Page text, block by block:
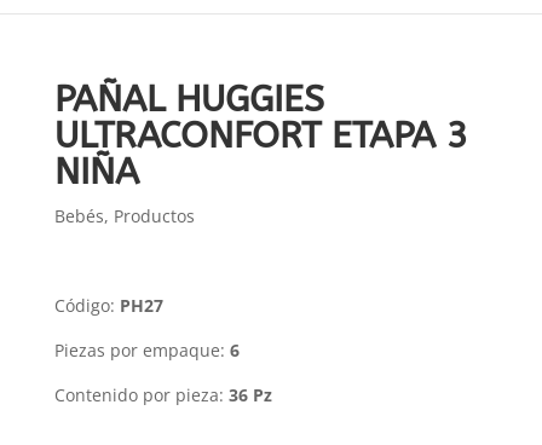
PAÑAL HUGGIES
ULTRACONFORT ETAPA 3
NIÑA
Bebés, Productos
Código: PH27
Piezas por empaque: 6
Contenido por pieza: 36 Pz